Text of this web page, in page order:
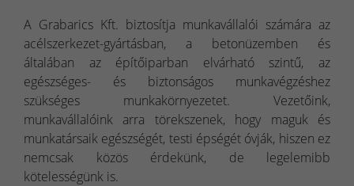
A Grabarics Kft. biztosítja munkavállalói számára az
acélszerkezet-gyártásban, a betonüzemben és
általában az építőiparban elvárható szintű, az
egészséges- és biztonságos munkavégzéshez
szükséges munkakörnyezetet. Vezetőink,
munkavállalóink arra törekszenek, hogy maguk és
munkatársaik egészségét, testi épségét óvják, hiszen ez
nemcsak közös érdekünk, de legelemibb
kötelességünk is.